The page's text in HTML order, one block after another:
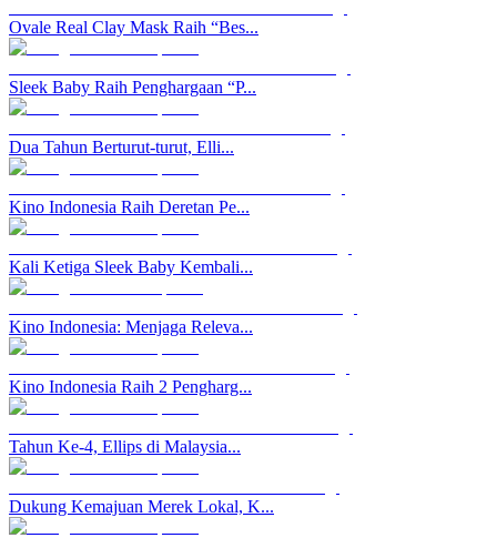
Ovale Real Clay Mask Raih “Bes...
Sleek Baby Raih Penghargaan “P...
Dua Tahun Berturut-turut, Elli...
Kino Indonesia Raih Deretan Pe...
Kali Ketiga Sleek Baby Kembali...
Kino Indonesia: Menjaga Releva...
Kino Indonesia Raih 2 Pengharg...
Tahun Ke-4, Ellips di Malaysia...
Dukung Kemajuan Merek Lokal, K...